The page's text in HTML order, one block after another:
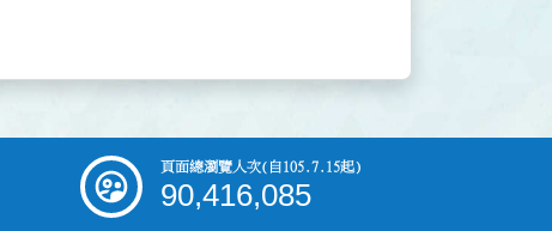
頁面總瀏覽人次(自105.7.15起)
90,416,085